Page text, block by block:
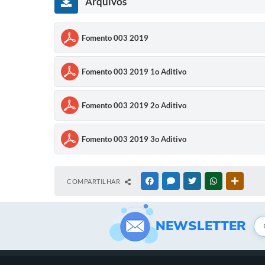
Fomento 003 2019
Fomento 003 2019 1o Aditivo
Fomento 003 2019 2o Aditivo
Fomento 003 2019 3o Aditivo
COMPARTILHAR FACEBOOKMESSENGER
TWITTERWHATSAPP
NEWSLETTER